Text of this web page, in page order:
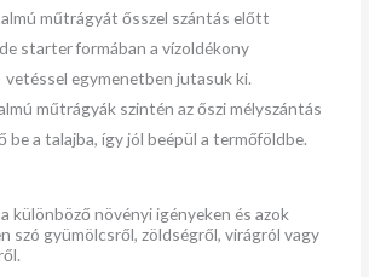
műtrágyát ősszel szántás előtt
starter formában a vízoldékony
egymenetben jutasuk ki.
műtrágyák szintén az őszi mélyszántás
be a talajba, így jól beépül a termőföldbe.
különböző növényi igényeken és azok
szó gyümölcsről, zöldségről, virágról vagy